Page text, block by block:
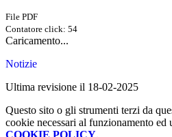
File PDF
Contatore click: 54
Caricamento...
Notizie
Ultima revisione il 18-02-2025
Questo sito o gli strumenti terzi da
cookie necessari al funzionamento
COOKIE POLICY.